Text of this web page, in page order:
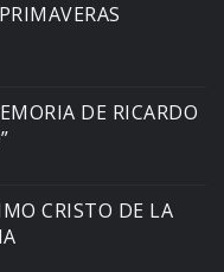
DE RICARDO
CRISTO DE LA